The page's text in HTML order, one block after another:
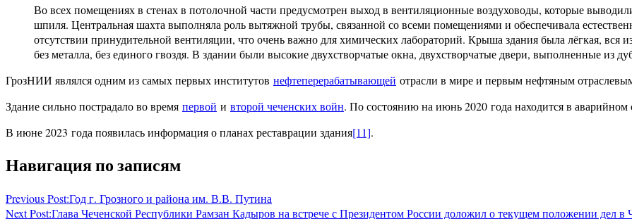
Во всех помещениях в стенах в потолочной части предусмотрен выход в вентиляционные воздуховоды, которые
шпиля. Центральная шахта выполняла роль вытяжной трубы, связанной со всеми помещениями и обеспечивала
отсутствии принудительной вентиляции, что очень важно для химических лабораторий. Крыша здания была лёгкая, вся
без металла, без единого гвоздя. В здании были высокие двухстворчатые окна, двухстворчатые двери, выполненные из
ГрозНИИ являлся одним из самых первых институтов нефтеперерабатывающей отрасли в мире и первым нефтяным
Здание сильно пострадало во время первой и второй чеченских войн. По состоянию на июнь 2020 года находится в аварийном
В июне 2023 года появилась информация о планах реставрации здания[11].
Навигация по записям
Previous Post:Год г. Грозного и района им. В.В. Путина
Next Post:Глава Чеченской Республики Рамзан Кадыров на встрече с Президентом России доложил о текущем положении дел в